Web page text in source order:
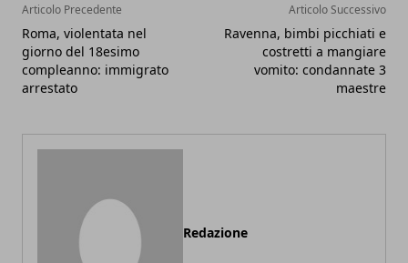
Articolo Precedente
Roma, violentata nel
giorno del 18esimo
compleanno: immigrato
arrestato
Articolo Successivo
Ravenna, bimbi picchiati e
costretti a mangiare
vomito: condannate 3
maestre
Redazione